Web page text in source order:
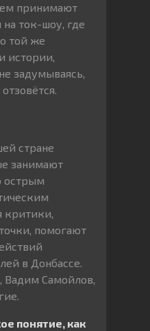
принимают
ток-шоу, где
той же
истории,
задумываясь,
стране
занимают
острым
критики,
помогают
в Донбассе.
Вадим Самойлов,
понятие, как